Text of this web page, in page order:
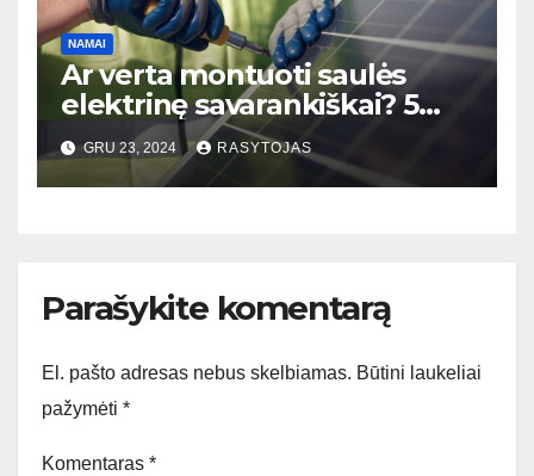
NAMAI
Ar verta montuoti saulės
elektrinę savarankiškai? 5
faktai, kuriuos būtina žinoti!
GRU 23, 2024 RASYTOJAS
Parašykite komentarą
El. pašto adresas nebus skelbiamas. Būtini laukeliai
pažymėti *
Komentaras *